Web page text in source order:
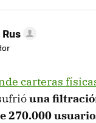
carteras
una
270.000